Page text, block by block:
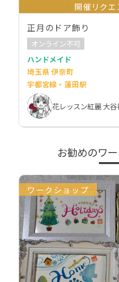
開催リク
正月のドア飾り
オンライン不可
ハンドメイド
埼玉県 伊奈町
宇都宮線・蓮田駅
花レッスン紅麗 大谷
お勧めのワ
ワークショップ